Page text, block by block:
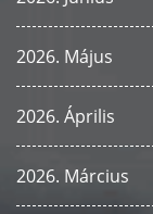
2026. Május
2026. Április
2026. Március